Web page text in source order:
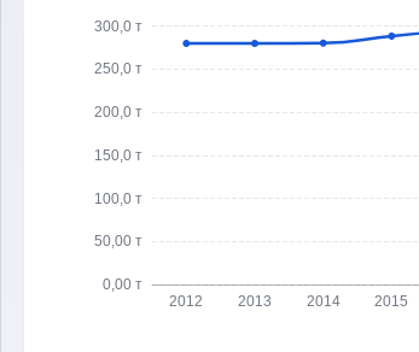
0,00 т
50,00 т
100,0 т
150,0 т
200,0 т
250,0 т
300,0 т
2012 2013 2014 2015